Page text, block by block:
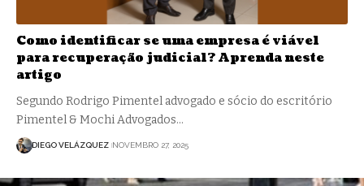
Como identificar se uma empresa é viável
para recuperação judicial? Aprenda neste
artigo
Segundo Rodrigo Pimentel advogado e sócio do escritório
Pimentel & Mochi Advogados…
DIEGO VELÁZQUEZ NOVEMBRO 27, 2025